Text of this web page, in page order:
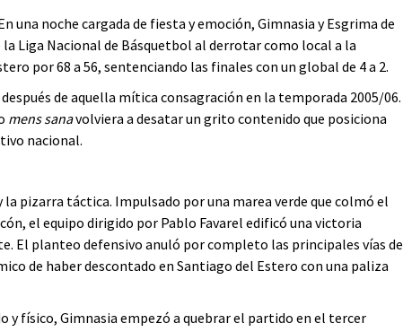
una noche cargada de fiesta y emoción, Gimnasia y Esgrima de
Liga Nacional de Básquetbol al derrotar como local a la
por 68 a 56, sentenciando las finales con un global de 4 a 2.
de aquella mítica consagración en la temporada 2005/06.
mens sanavolviera a desatar un grito contenido que posiciona
nacional.
pizarra táctica. Impulsado por una marea verde que colmó el
el equipo dirigido por Pablo Favarel edificó una victoria
El planteo defensivo anuló por completo las principales vías de
de haber descontado en Santiago del Estero con una paliza
físico, Gimnasia empezó a quebrar el partido en el tercer